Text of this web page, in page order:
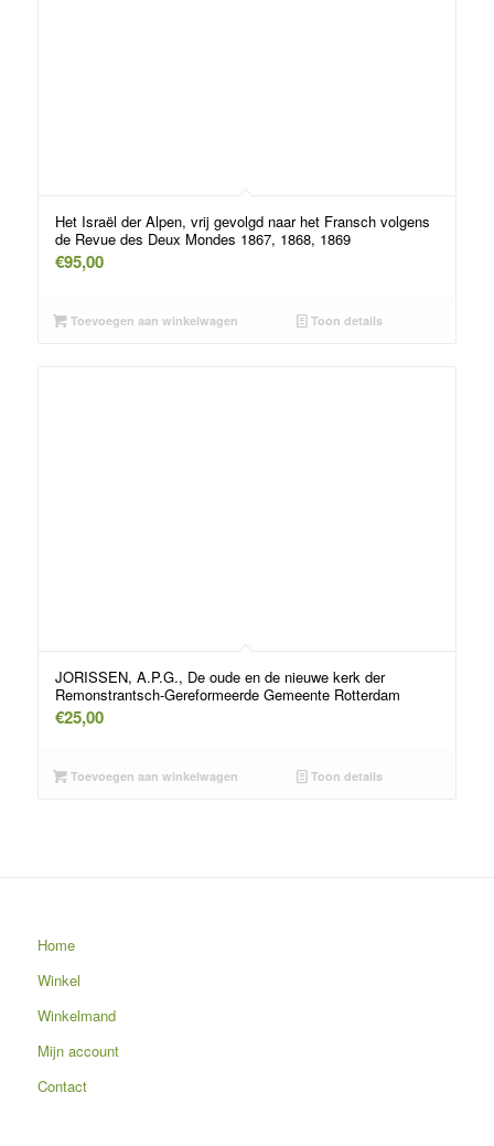
Het Israël der Alpen, vrij gevolgd naar het Fransch volgens
de Revue des Deux Mondes 1867, 1868, 1869
€95,00
Toevoegen aan winkelwagen Toon details
JORISSEN, A.P.G., De oude en de nieuwe kerk der
Remonstrantsch-Gereformeerde Gemeente Rotterdam
€25,00
Toevoegen aan winkelwagen Toon details
Home
Winkel
Winkelmand
Mijn account
Contact